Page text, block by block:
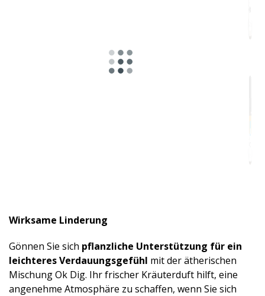
Wirksame Linderung
Gönnen Sie sich pflanzliche Unterstützung für ein
leichteres Verdauungsgefühl mit der ätherischen
Mischung Ok Dig. Ihr frischer Kräuterduft hilft, eine
angenehme Atmosphäre zu schaffen, wenn Sie sich